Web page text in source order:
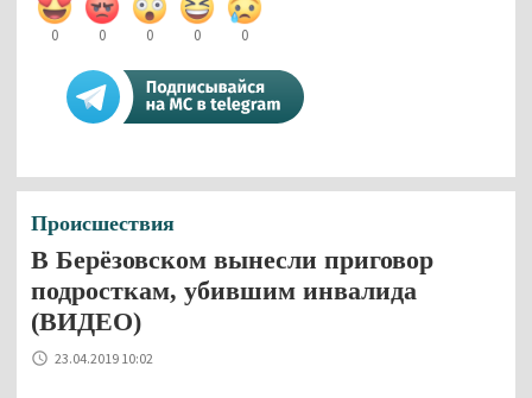
0 0 0 0 0
Происшествия
В Берёзовском вынесли приговор
подросткам, убившим инвалида
(ВИДЕО)
23.04.2019 10:02